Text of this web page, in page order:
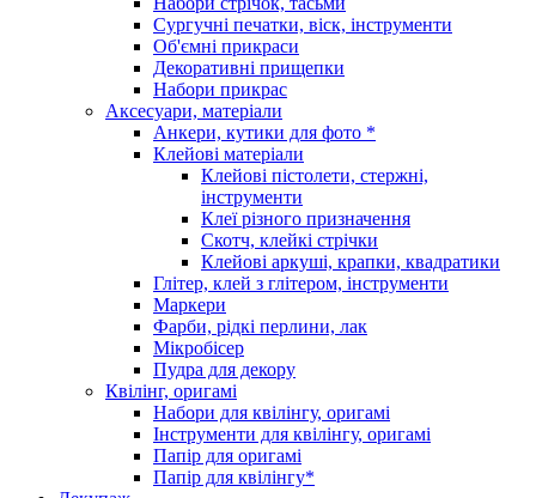
Сургучні печатки, віск, інструменти
Об'ємні прикраси
Декоративні прищепки
Набори прикрас
Аксесуари, матеріали
Анкери, кутики для фото *
Клейові матеріали
Клейові пістолети, стержні,
інструменти
Клеї різного призначення
Скотч, клейкі стрічки
Клейові аркуші, крапки, квадратики
Глітер, клей з глітером, інструменти
Маркери
Фарби, рідкі перлини, лак
Мікробісер
Пудра для декору
Квілінг, оригамі
Набори для квілінгу, оригамі
Інструменти для квілінгу, оригамі
Папір для оригамі
Папір для квілінгу*